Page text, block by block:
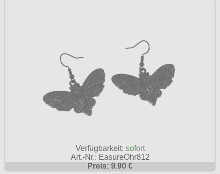
Verfügbarkeit: sofort
Art.-Nr.: EasureOhr812
Preis: 9.90 €